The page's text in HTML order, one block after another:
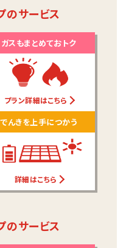
のサービス
ガスもまとめておトク
プラン詳細はこちら
でんきを上手につかう
詳細はこちら
のサービス